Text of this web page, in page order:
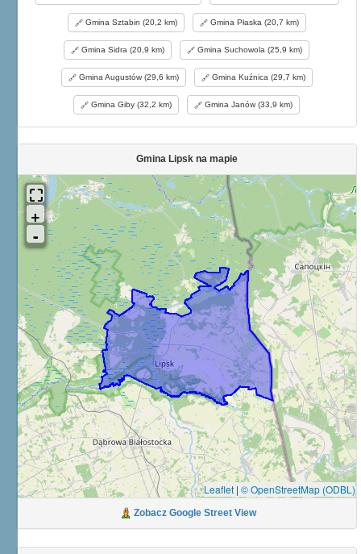
Gmina Sztabin (20,2 km) Gmina Płaska (20,7 km)
Gmina Sidra (20,9 km) Gmina Suchowola (25,9 km)
Gmina Augustów (29,6 km) Gmina Kuźnica (29,7 km)
Gmina Giby (32,2 km) Gmina Janów (33,9 km)
Gmina Lipsk na mapie
Leaflet | © OpenStreetMap (ODBL)
Zobacz Google Street View